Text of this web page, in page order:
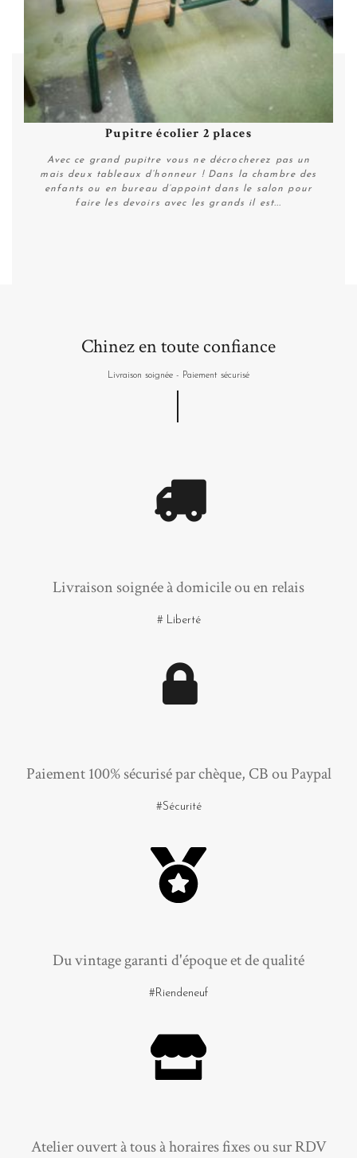
Pupitre écolier 2 places
Avec ce grand pupitre vous ne décrocherez pas un
mais deux tableaux d’honneur ! Dans la chambre des
enfants ou en bureau d’appoint dans le salon pour
faire les devoirs avec les grands il est...
Chinez en toute confiance
Livraison soignée - Paiement sécurisé
Livraison soignée à domicile ou en relais
# Liberté
Paiement 100% sécurisé par chèque, CB ou Paypal
#Sécurité
Du vintage garanti d'époque et de qualité
#Riendeneuf
Atelier ouvert à tous à horaires fixes ou sur RDV